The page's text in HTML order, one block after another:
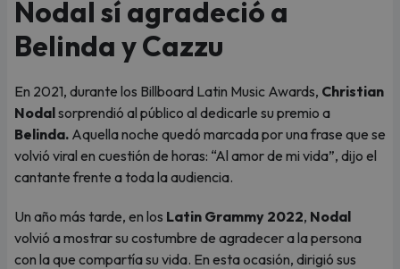
Nodal sí agradeció a
Belinda y Cazzu
En 2021, durante los Billboard Latin Music Awards, Christian
Nodalsorprendió al público al dedicarle su premio a
Belinda. Aquella noche quedó marcada por una frase que se
volvió viral en cuestión de horas: “Al amor de mi vida”, dijo el
cantante frente a toda la audiencia.
Un año más tarde, en los Latin Grammy 2022, Nodal
volvió a mostrar su costumbre de agradecer a la persona
con la que compartía su vida. En esta ocasión, dirigió sus